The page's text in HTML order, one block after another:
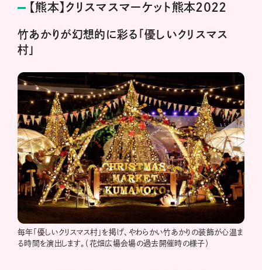
【熊本】クリスマスマーケット熊本2022
竹あかりが幻想的に彩る「優しいクリスマス
村」
毎年「優しいクリスマス村」を掲げ、やわらかい竹あかりの装飾が心温ま
る時間を演出します。（花畑広場会場の過去開催時の様子）